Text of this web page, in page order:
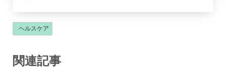
ヘルスケア
関連記事